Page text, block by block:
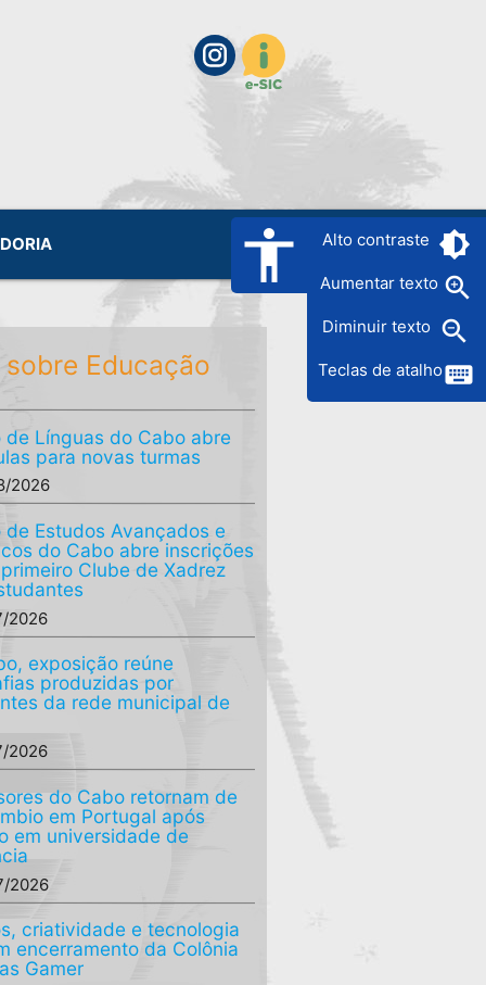
accessibility Alto contraste brightness_6
Aumentar texto zoom_in
Diminuir texto zoom_out
Teclas de atalhokeyboard
sobre Educação
de Línguas do Cabo abre
para novas turmas
2026
de Estudos Avançados e
do Cabo abre inscrições
Clube de Xadrez
2026
exposição reúne
produzidas por
da rede municipal de
2026
do Cabo retornam de
em Portugal após
em universidade de
2026
criatividade e tecnologia
encerramento da Colônia
Gamer